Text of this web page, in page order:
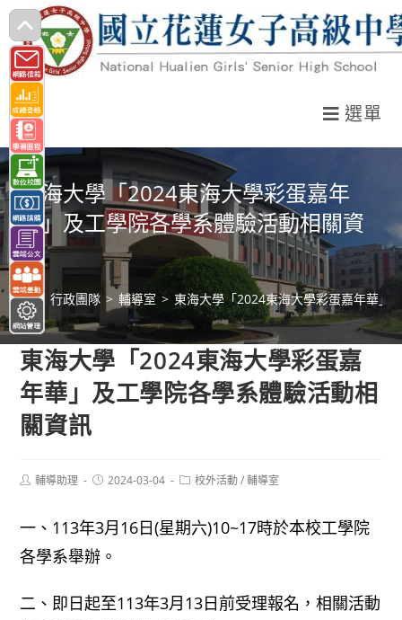
跳
轉
至
主
要
內
容
選單
東海大學「2024東海大學彩蛋嘉年
華」及工學院各學系體驗活動相關資
訊
> 行政團隊 > 輔導室 > 東海大學「2024東海大學彩蛋嘉年華」
東海大學「2024東海大學彩蛋嘉
年華」及工學院各學系體驗活動相
關資訊
Post輔導助理
Post2024-03-04
Post校外活動 / 輔導室
一、113年3月16日(星期六)10~17時於本校工學院
各學系舉辦。
二、即日起至113年3月13日前受理報名，相關活動